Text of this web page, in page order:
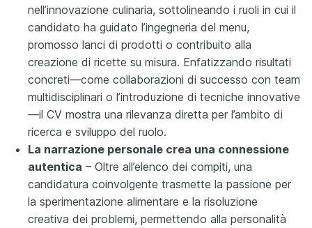
nell’innovazione culinaria, sottolineando i ruoli in cui il
candidato ha guidato l’ingegneria del menu,
promosso lanci di prodotti o contribuito alla
creazione di ricette su misura. Enfatizzando risultati
concreti—come collaborazioni di successo con team
multidisciplinari o l’introduzione di tecniche innovative
—il CV mostra una rilevanza diretta per l’ambito di
ricerca e sviluppo del ruolo.
La narrazione personale crea una connessione
autentica – Oltre all’elenco dei compiti, una
candidatura coinvolgente trasmette la passione per
la sperimentazione alimentare e la risoluzione
creativa dei problemi, permettendo alla personalità